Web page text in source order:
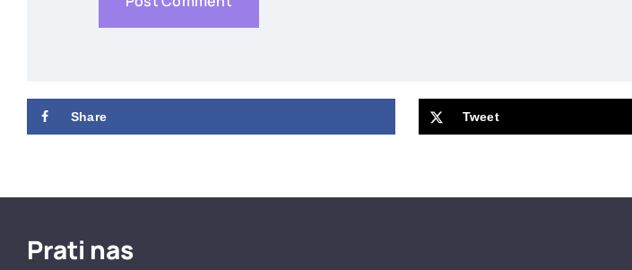
Share Tweet
Prati nas